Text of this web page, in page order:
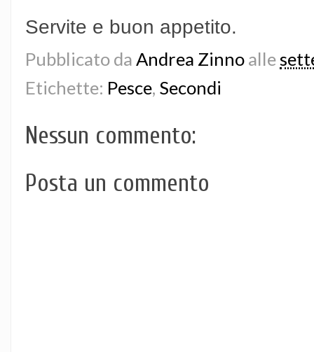
Servite e buon appetito.
Pubblicato da Andrea Zinno alle
Etichette: Pesce, Secondi
Nessun commento:
Posta un commento